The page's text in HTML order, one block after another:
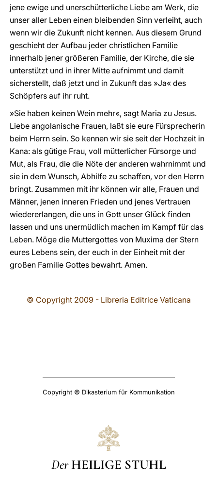
jene ewige und unerschütterliche Liebe am Werk, die
unser aller Leben einen bleibenden Sinn verleiht, auch
wenn wir die Zukunft nicht kennen. Aus diesem Grund
geschieht der Aufbau jeder christlichen Familie
innerhalb jener größeren Familie, der Kirche, die sie
unterstützt und in ihrer Mitte aufnimmt und damit
sicherstellt, daß jetzt und in Zukunft das »Ja« des
Schöpfers auf ihr ruht.
»Sie haben keinen Wein mehr«, sagt Maria zu Jesus.
Liebe angolanische Frauen, laßt sie eure Fürsprecherin
beim Herrn sein. So kennen wir sie seit der Hochzeit in
Kana: als gütige Frau, voll mütterlicher Fürsorge und
Mut, als Frau, die die Nöte der anderen wahrnimmt und
sie in dem Wunsch, Abhilfe zu schaffen, vor den Herrn
bringt. Zusammen mit ihr können wir alle, Frauen und
Männer, jenen inneren Frieden und jenes Vertrauen
wiedererlangen, die uns in Gott unser Glück finden
lassen und uns unermüdlich machen im Kampf für das
Leben. Möge die Muttergottes von Muxima der Stern
eures Lebens sein, der euch in der Einheit mit der
großen Familie Gottes bewahrt. Amen.
© Copyright 2009 - Libreria Editrice Vaticana
Copyright © Dikasterium für Kommunikation
Der HEILIGE STUHL